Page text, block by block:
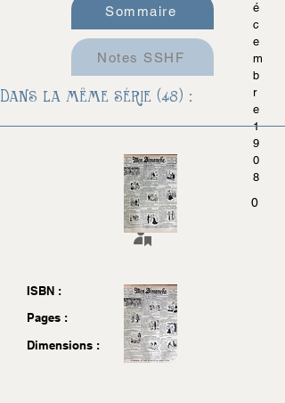
é
c
e
m
b
r
e
1
9
0
8
0
ISBN :
Pages :
Dimensions :
Sommaire
Notes SSHF
Dans la même série (48) :